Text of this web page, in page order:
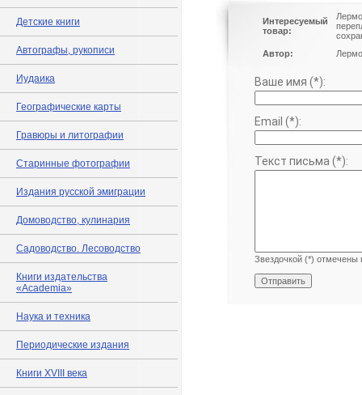
Детские книги
Автографы, рукописи
Иудаика
Географические карты
Гравюры и литографии
Старинные фотографии
Издания русской эмиграции
Домоводство, кулинария
Садоводство. Лесоводство
Книги издательства
«Academia»
Наука и техника
Периодические издания
Книги XVIII века
Интересуемый
товар:
Автор:
Ваше имя (*):
Email (*):
Текст письма (*):
Звездочкой (*) отмечены